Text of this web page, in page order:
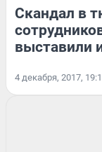
Скандал в
выставили
4 декабря, 2017,